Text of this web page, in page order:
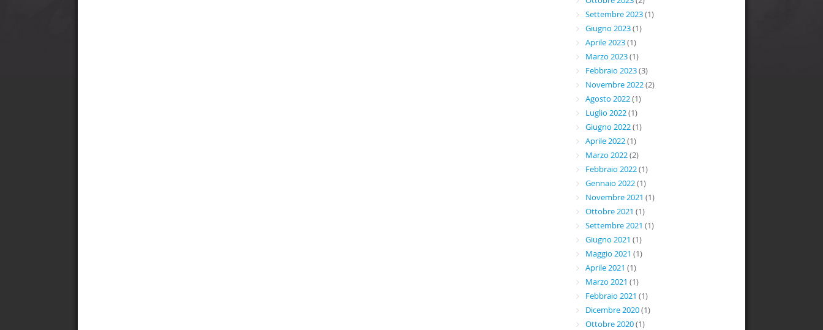
Settembre 2023(1)
Giugno 2023(1)
Aprile 2023(1)
Marzo 2023(1)
Febbraio 2023(3)
Novembre 2022(2)
Agosto 2022(1)
Luglio 2022(1)
Giugno 2022(1)
Aprile 2022(1)
Marzo 2022(2)
Febbraio 2022(1)
Gennaio 2022(1)
Novembre 2021 (1)
Ottobre 2021 (1)
Settembre 2021 (1)
Giugno 2021 (1)
Maggio 2021 (1)
Aprile 2021 (1)
Marzo 2021 (1)
Febbraio 2021 (1)
Dicembre 2020(1)
Ottobre 2020(1)